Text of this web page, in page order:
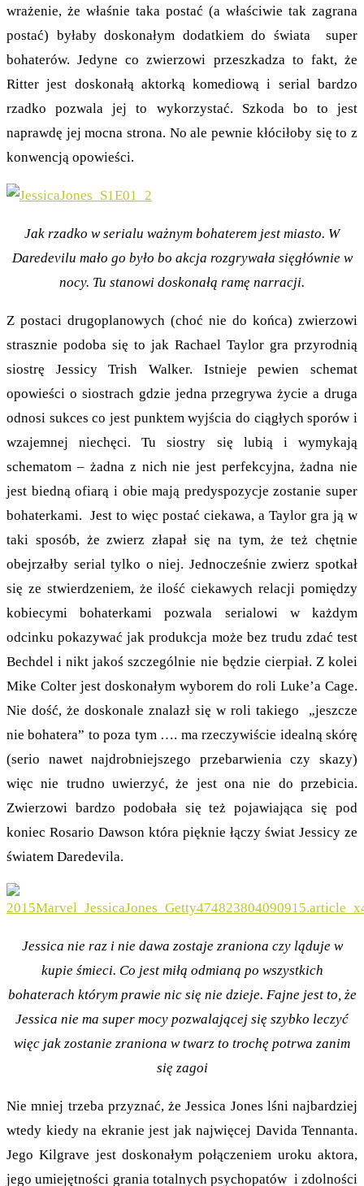
wrażenie, że właśnie taka postać (a właściwie tak zagrana
postać) byłaby doskonałym dodatkiem do świata super
bohaterów. Jedyne co zwierzowi przeszkadza to fakt, że
Ritter jest doskonałą aktorką komediową i serial bardzo
rzadko pozwala jej to wykorzystać. Szkoda bo to jest
naprawdę jej mocna strona. No ale pewnie kłóciłoby się to z
konwencją opowieści.
Jak rzadko w serialu ważnym bohaterem jest miasto. W
Daredevilu mało go było bo akcja rozgrywała sięgłównie w
nocy. Tu stanowi doskonałą ramę narracji.
Z postaci drugoplanowych (choć nie do końca) zwierzowi
strasznie podoba się to jak Rachael Taylor gra przyrodnią
siostrę Jessicy Trish Walker. Istnieje pewien schemat
opowieści o siostrach gdzie jedna przegrywa życie a druga
odnosi sukces co jest punktem wyjścia do ciągłych sporów i
wzajemnej niechęci. Tu siostry się lubią i wymykają
schematom – żadna z nich nie jest perfekcyjna, żadna nie
jest biedną ofiarą i obie mają predyspozycje zostanie super
bohaterkami. Jest to więc postać ciekawa, a Taylor gra ją w
taki sposób, że zwierz złapał się na tym, że też chętnie
obejrzałby serial tylko o niej. Jednocześnie zwierz spotkał
się ze stwierdzeniem, że ilość ciekawych relacji pomiędzy
kobiecymi bohaterkami pozwala serialowi w każdym
odcinku pokazywać jak produkcja może bez trudu zdać test
Bechdel i nikt jakoś szczególnie nie będzie cierpiał. Z kolei
Mike Colter jest doskonałym wyborem do roli Luke’a Cage.
Nie dość, że doskonale znalazł się w roli takiego „jeszcze
nie bohatera” to poza tym …. ma rzeczywiście idealną skórę
(serio nawet najdrobniejszego przebarwienia czy skazy)
więc nie trudno uwierzyć, że jest ona nie do przebicia.
Zwierzowi bardzo podobała się też pojawiająca się pod
koniec Rosario Dawson która pięknie łączy świat Jessicy ze
światem Daredevila.
Jessica nie raz i nie dawa zostaje zraniona czy ląduje w
kupie śmieci. Co jest miłą odmianą po wszystkich
bohaterach którym prawie nic się nie dzieje. Fajne jest to, że
Jessica nie ma super mocy pozwalającej się szybko leczyć
więc jak zostanie zraniona w twarz to trochę potrwa zanim
się zagoi
Nie mniej trzeba przyznać, że Jessica Jones lśni najbardziej
wtedy kiedy na ekranie jest jak najwięcej Davida Tennanta.
Jego Kilgrave jest doskonałym połączeniem uroku aktora,
jego umiejętności grania totalnych psychopatów i zdolności